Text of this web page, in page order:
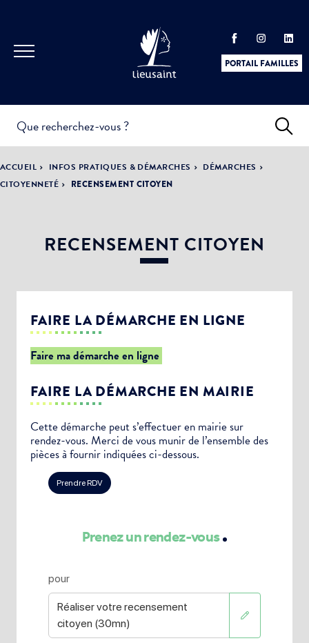
PORTAIL FAMILLES
PRATIQUES &
DÉMARCHES
ACTUALITÉS &
ÉVÈNEMENTS
LA VILLE
DÉMOCRATIE
PARTICIPATIVE
ACCUEIL INFOS PRATIQUES & DÉMARCHES
DÉMARCHES
CITOYENNETÉ
RECENSEMENT CITOYEN
RECENSEMENT CITOYEN
FAIRE LA DÉMARCHE EN LIGNE
Faire ma démarche en ligne
FAIRE LA DÉMARCHE EN MAIRIE
Cette démarche peut s’effectuer en mairie sur
rendez-vous. Merci de vous munir de l’ensemble des
pièces à fournir indiquées ci-dessous.